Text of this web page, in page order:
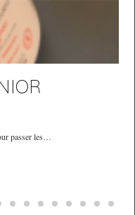
passer les…